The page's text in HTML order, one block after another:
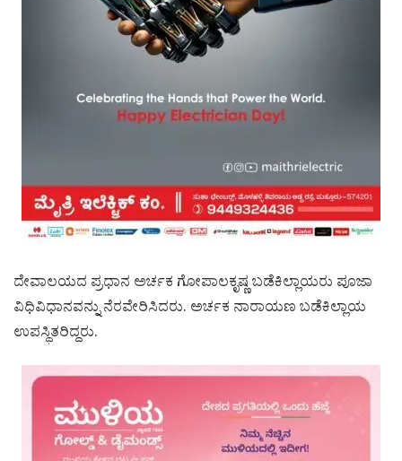
ದೇವಾಲಯದ ಪ್ರಧಾನ ಅರ್ಚಕ ಗೋಪಾಲಕೃಷ್ಣ ಬಡೆಕಿಲ್ಲಾಯರು ಪೂಜಾ
ವಿಧಿವಿಧಾನವನ್ನು ನೆರವೇರಿಸಿದರು. ಅರ್ಚಕ ನಾರಾಯಣ ಬಡೆಕಿಲ್ಲಾಯ
ಉಪಸ್ಥಿತರಿದ್ದರು.